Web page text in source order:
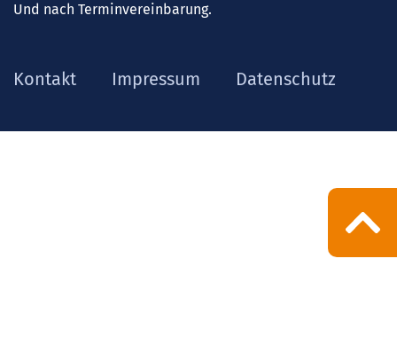
Und nach Terminvereinbarung.
Kontakt Impressum Datenschutz